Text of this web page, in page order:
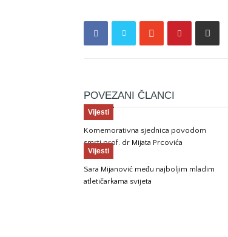
POVEZANI ČLANCI
Vijesti
Komemorativna sjednica povodom
smrti prof. dr Mijata Prcovića
Vijesti
Sara Mijanović među najboljim mladim
atletičarkama svijeta